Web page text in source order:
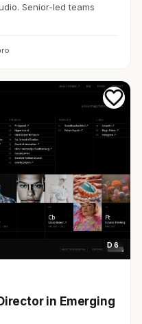
Senior-led teams
D 6
in Emerging